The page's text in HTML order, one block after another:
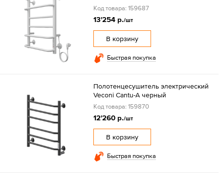
Код товара: 159687
13'254 р./шт
В корзину
Быстрая покупка
Полотенцесушитель электрический
Veconi Cantu-A черный
Код товара: 159870
12'260 р./шт
В корзину
Быстрая покупка